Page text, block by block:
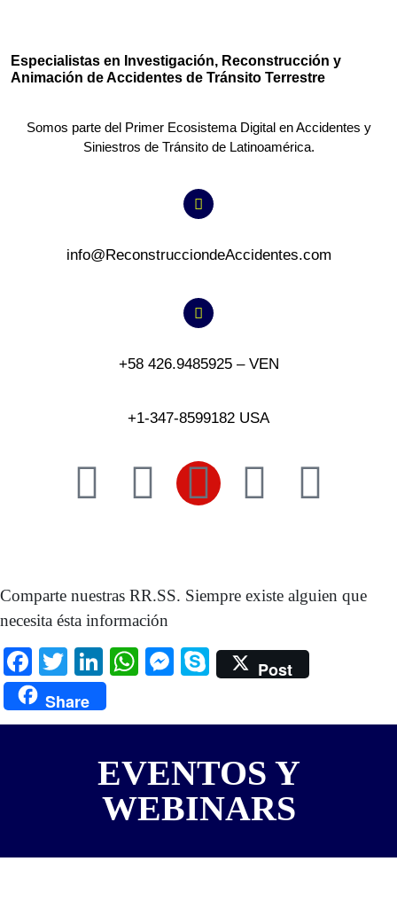
Especialistas en Investigación, Reconstrucción y
Animación de Accidentes de Tránsito Terrestre
Somos parte del Primer Ecosistema Digital en Accidentes y
Siniestros de Tránsito de Latinoamérica.
info@ReconstrucciondeAccidentes.com
+58 426.9485925 – VEN
+1-347-8599182 USA
Comparte nuestras RR.SS. Siempre existe alguien que
necesita ésta información
Facebook
TwitterLinkedIn
WhatsApp
Messenger
Skype
Post
Share
EVENTOS Y
WEBINARS